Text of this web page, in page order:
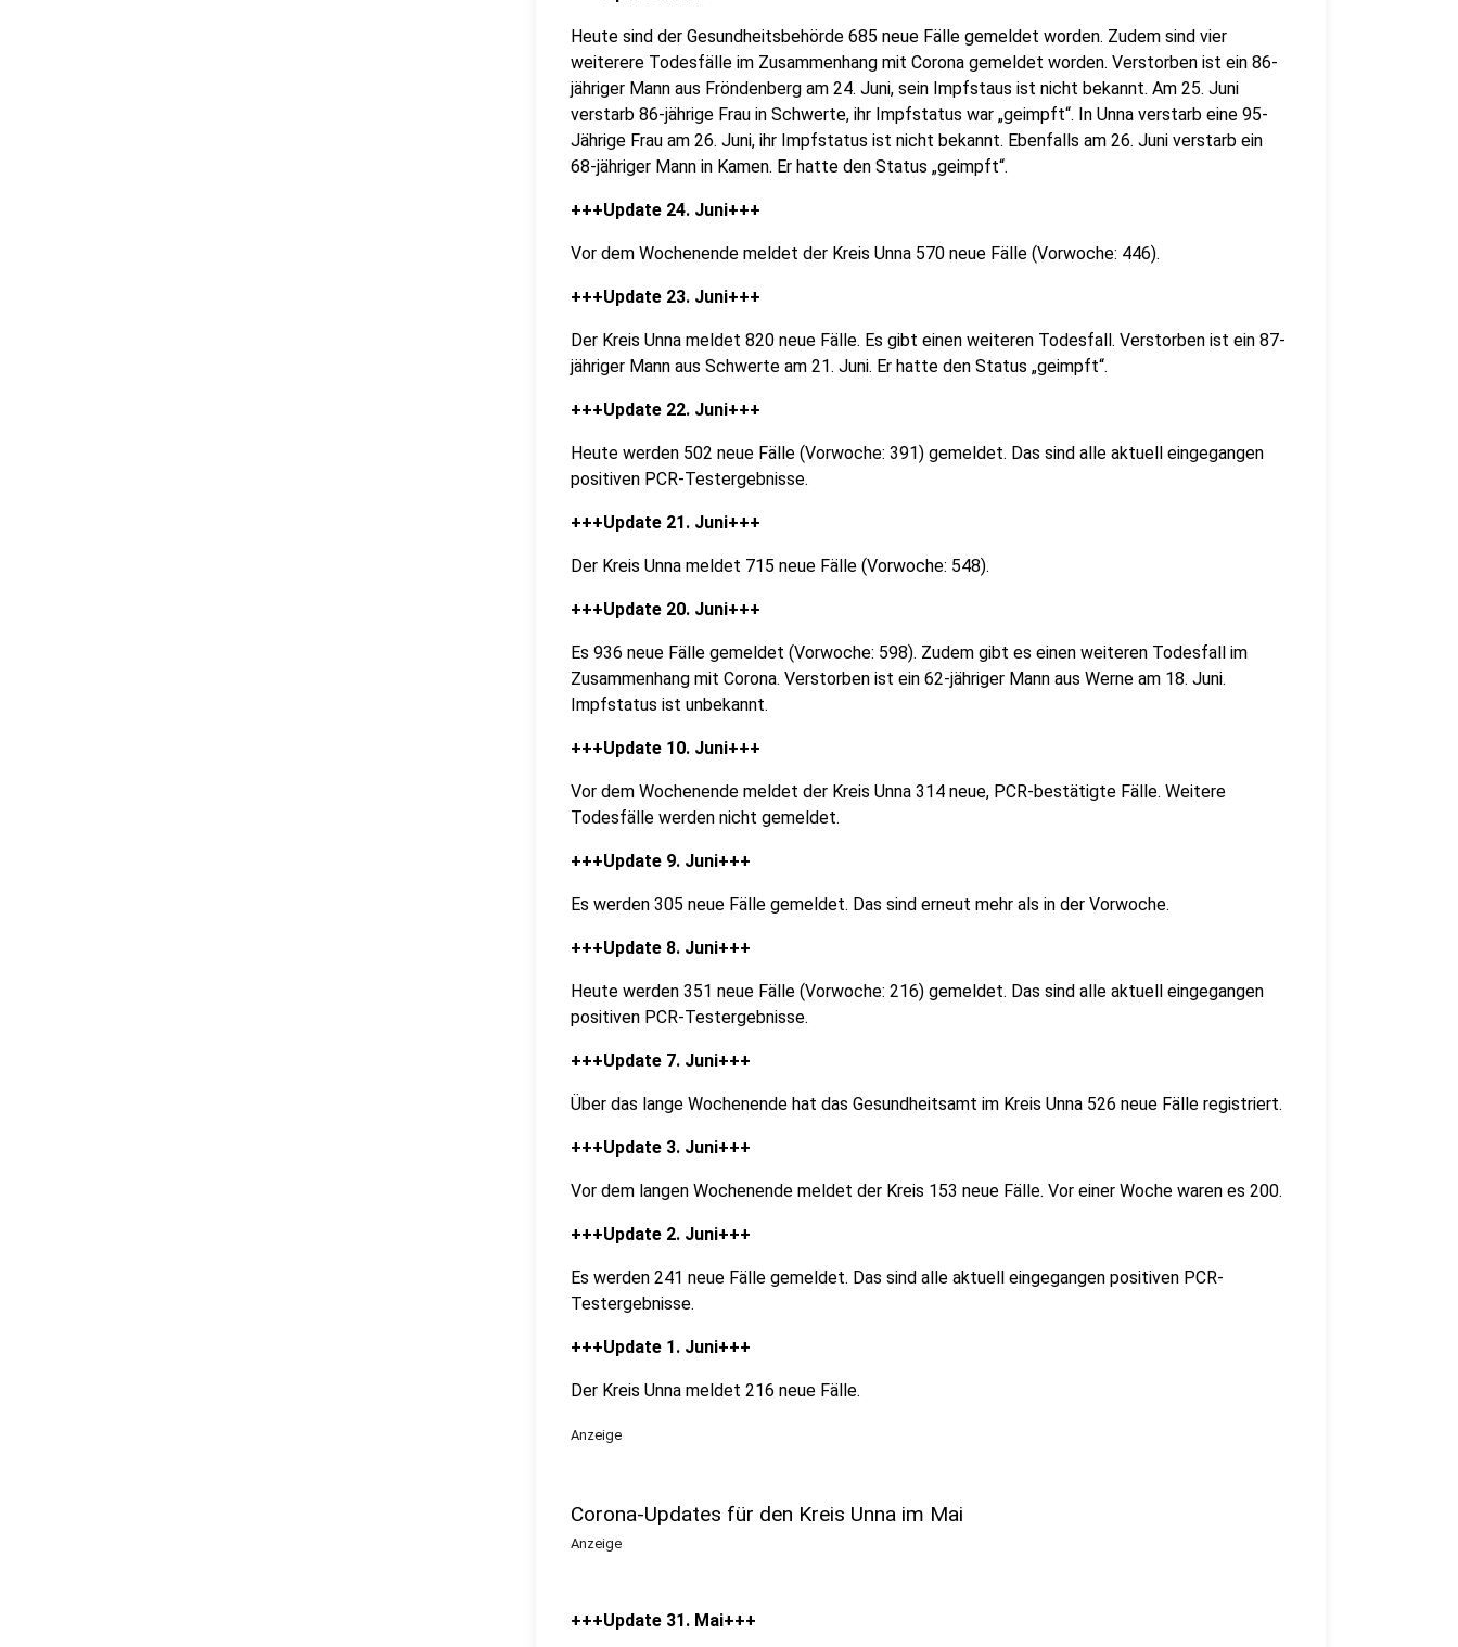
Heute sind der Gesundheitsbehörde 685 neue Fälle gemeldet worden. Zudem sind vier
weiterere Todesfälle im Zusammenhang mit Corona gemeldet worden. Verstorben ist ein 86-
jähriger Mann aus Fröndenberg am 24. Juni, sein Impfstaus ist nicht bekannt. Am 25. Juni
verstarb 86-jährige Frau in Schwerte, ihr Impfstatus war „geimpft“. In Unna verstarb eine 95-
Jährige Frau am 26. Juni, ihr Impfstatus ist nicht bekannt. Ebenfalls am 26. Juni verstarb ein
68-jähriger Mann in Kamen. Er hatte den Status „geimpft“.
+++Update 24. Juni+++
Vor dem Wochenende meldet der Kreis Unna 570 neue Fälle (Vorwoche: 446).
+++Update 23. Juni+++
Der Kreis Unna meldet 820 neue Fälle. Es gibt einen weiteren Todesfall. Verstorben ist ein 87-
jähriger Mann aus Schwerte am 21. Juni. Er hatte den Status „geimpft“.
+++Update 22. Juni+++
Heute werden 502 neue Fälle (Vorwoche: 391) gemeldet. Das sind alle aktuell eingegangen
positiven PCR-Testergebnisse.
+++Update 21. Juni+++
Der Kreis Unna meldet 715 neue Fälle (Vorwoche: 548).
+++Update 20. Juni+++
Es 936 neue Fälle gemeldet (Vorwoche: 598). Zudem gibt es einen weiteren Todesfall im
Zusammenhang mit Corona. Verstorben ist ein 62-jähriger Mann aus Werne am 18. Juni.
Impfstatus ist unbekannt.
+++Update 10. Juni+++
Vor dem Wochenende meldet der Kreis Unna 314 neue, PCR-bestätigte Fälle. Weitere
Todesfälle werden nicht gemeldet.
+++Update 9. Juni+++
Es werden 305 neue Fälle gemeldet. Das sind erneut mehr als in der Vorwoche.
+++Update 8. Juni+++
Heute werden 351 neue Fälle (Vorwoche: 216) gemeldet. Das sind alle aktuell eingegangen
positiven PCR-Testergebnisse.
+++Update 7. Juni+++
Über das lange Wochenende hat das Gesundheitsamt im Kreis Unna 526 neue Fälle registriert.
+++Update 3. Juni+++
Vor dem langen Wochenende meldet der Kreis 153 neue Fälle. Vor einer Woche waren es 200.
+++Update 2. Juni+++
Es werden 241 neue Fälle gemeldet. Das sind alle aktuell eingegangen positiven PCR-
Testergebnisse.
+++Update 1. Juni+++
Der Kreis Unna meldet 216 neue Fälle.
Anzeige
Corona-Updates für den Kreis Unna im Mai
Anzeige
+++Update 31. Mai+++